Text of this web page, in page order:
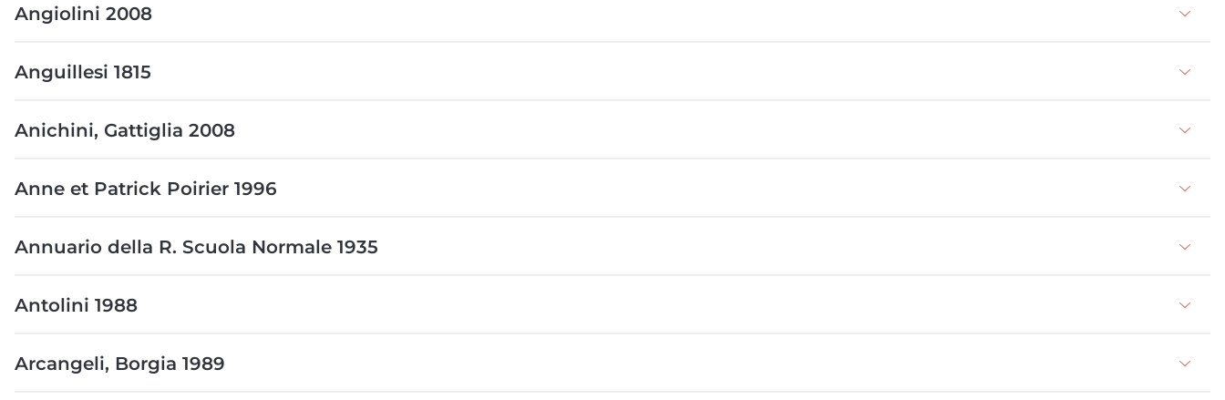
Angiolini 2008
Anguillesi 1815
Anichini, Gattiglia 2008
Anne et Patrick Poirier 1996
Annuario della R. Scuola Normale 1935
Antolini 1988
Arcangeli, Borgia 1989